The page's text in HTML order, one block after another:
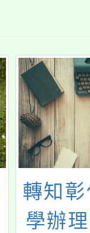
轉知
學辦